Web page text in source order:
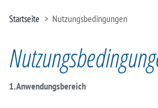
Startseite > Nutzungsbedingungen
1. Anwendungsbereich